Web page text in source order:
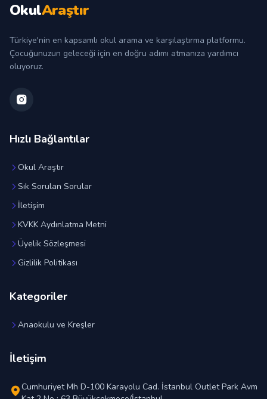
OkulAraştır
Türkiye'nin en kapsamlı okul arama ve karşılaştırma platformu.
Çocuğunuzun geleceği için en doğru adımı atmanıza yardımcı
oluyoruz.
Hızlı Bağlantılar
Okul Araştır
Sık Sorulan Sorular
İletişim
KVKK Aydınlatma Metni
Üyelik Sözleşmesi
Gizlilik Politikası
Kategoriler
Anaokulu ve Kreşler
İletişim
Cumhuriyet Mh D-100 Karayolu Cad. İstanbul Outlet Park Avm